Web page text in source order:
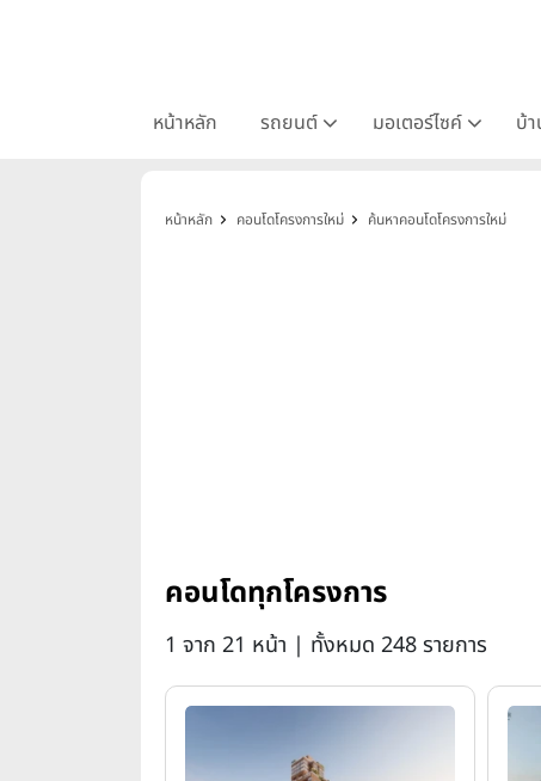
หน้าหลัก รถยนต์ มอเตอร์ไซค์ บ้
หน้าหลัก คอนโดโครงการใหม่ ค้นหาคอนโดโครงการใหม่
คอนโดทุกโครงการ
1 จาก 21 หน้า | ทั้งหมด 248 รายการ